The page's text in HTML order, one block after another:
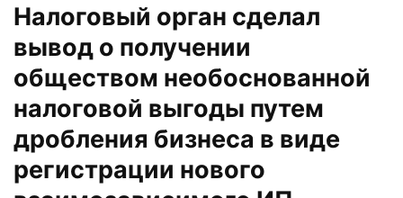
Налоговый орган сделал
вывод о получении
обществом необоснованной
налоговой выгоды путем
дробления бизнеса в виде
регистрации нового